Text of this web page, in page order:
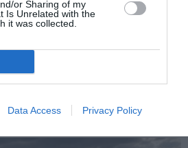
or Sharing of my
Is Unrelated with the
it was collected.
Data Access Privacy Policy
CUMPRA’; PROVINCIA,
INTERESSARE